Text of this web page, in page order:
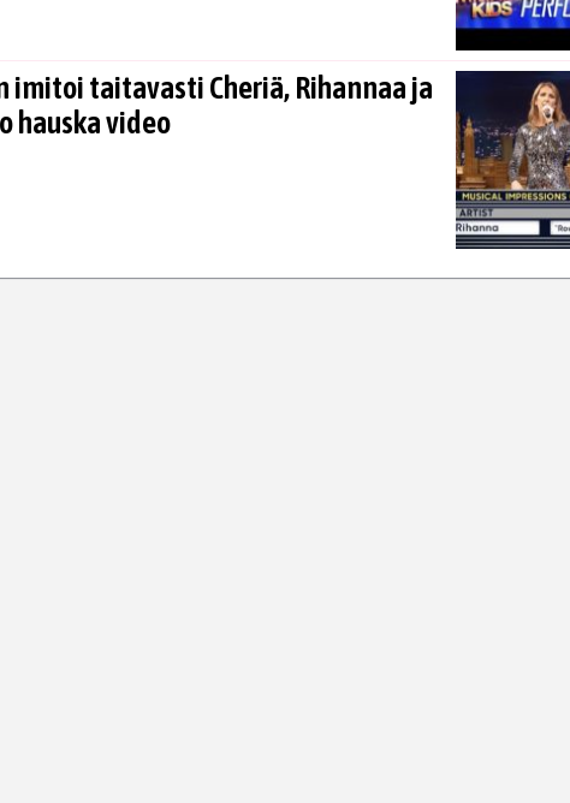
imitoi taitavasti Cheriä, Rihannaa ja
hauska video